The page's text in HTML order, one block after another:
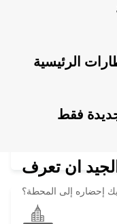
BOURG-EN-
BOURG EN
فقط
ان تعرف
إحضاره إلى المحطة؟